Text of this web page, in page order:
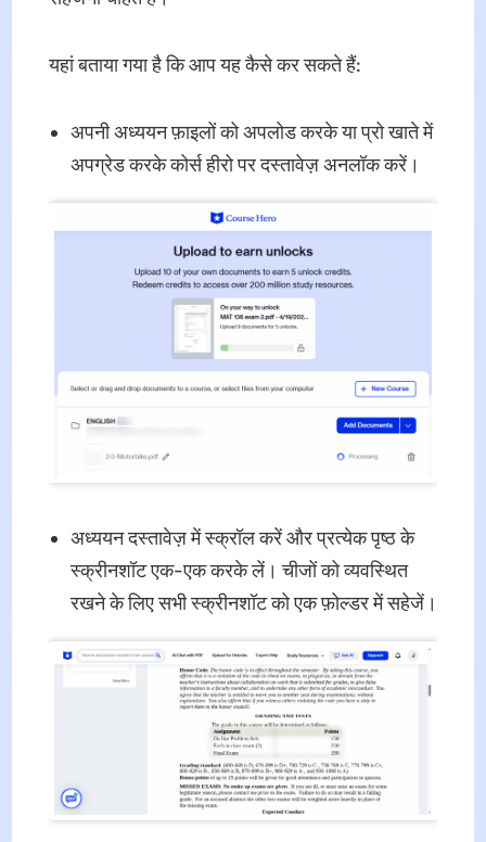
यहां बताया गया है कि आप यह कैसे कर सकते हैं:
अपनी अध्ययन फ़ाइलों को अपलोड करके या प्रो खाते में
अपग्रेड करके कोर्स हीरो पर दस्तावेज़ अनलॉक करें।
अध्ययन दस्तावेज़ में स्क्रॉल करें और प्रत्येक पृष्ठ के
स्क्रीनशॉट एक-एक करके लें। चीजों को व्यवस्थित
रखने के लिए सभी स्क्रीनशॉट को एक फ़ोल्डर में सहेजें।